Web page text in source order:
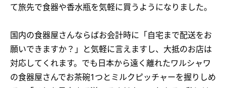
て旅先で食器や香水瓶を気軽に買うようになりました。
国内の食器屋さんならばお会計時に「自宅まで配送をお
願いできますか？」と気軽に言えますし、大抵のお店は
対応してくれます。でも日本から遠く離れたワルシャワ
の食器屋さんでお茶碗1つとミルクピッチャーを握りしめ